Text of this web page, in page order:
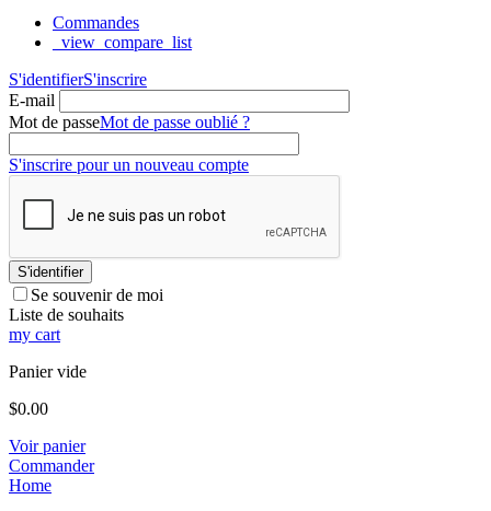
Commandes
_view_compare_list
S'identifierS'inscrire
E-mail
Mot de passeMot de passe oublié ?
S'inscrire pour un nouveau compte
S'identifier
Se souvenir de moi
Liste de souhaits
my cart
Panier vide
$0.00
Voir panier
Commander
Home